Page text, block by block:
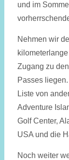
und im
Nehmen wir
Zugang zu
Passes
Liste von
Adventure
Golf Center,
USA und die
Noch weiter